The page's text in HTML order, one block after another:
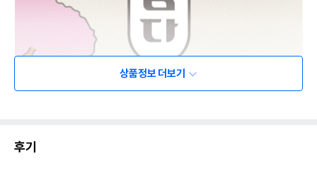
상품정보 더보기
후기